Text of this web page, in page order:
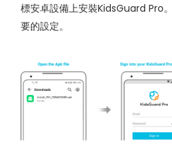
標安卓設備上安裝KidsGuard Pro
要的設定。